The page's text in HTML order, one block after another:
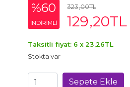
%60
INDIRIMLI
323,00TL
129,20TL
Taksitli fiyat: 6 x 23,26TL
Stokta var
Sepete Ekle